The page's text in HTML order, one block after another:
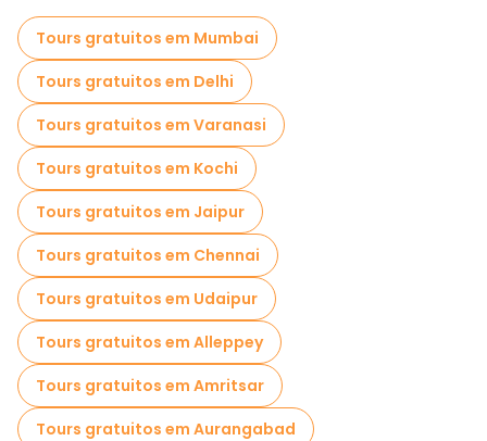
Visitas ao mercado em Nova Deli
Visitas de degustação locais em Nova Deli
Passeios gratuitos de um dia em Nova Deli
Passeios a pé noturnos gratuitos em Nova Deli
Passeios de bicicleta em Nova Deli
Passeios gastronômicos em Nova Deli
Passeios gratuitos perto Jama Masjid
Passeios gratuitos perto Chandni Chowk Market
Passeios gratuitos perto Gurudwara Sis Ganj Sahib
Tours gratuitos em Mumbai
Tours gratuitos em Delhi
Tours gratuitos em Varanasi
Tours gratuitos em Kochi
Tours gratuitos em Jaipur
Tours gratuitos em Chennai
Tours gratuitos em Udaipur
Tours gratuitos em Alleppey
Tours gratuitos em Amritsar
Tours gratuitos em Aurangabad